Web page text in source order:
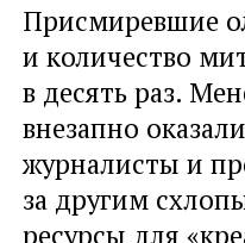
Присмиревшие
и количество
в десять раз.
внезапно
журналисты и
за другим
ресурсы для